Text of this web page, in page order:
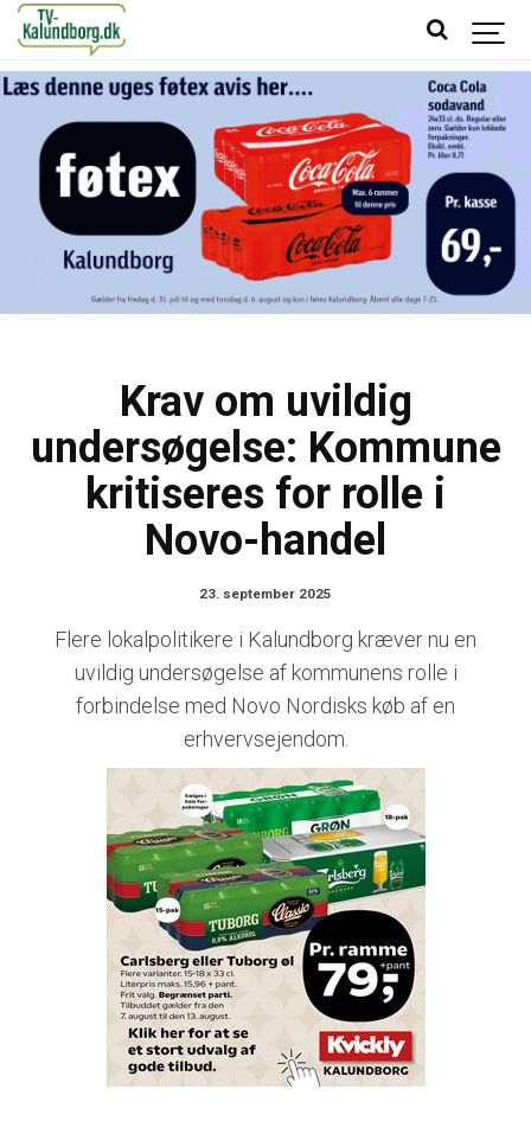
Krav om uvildig
undersøgelse: Kommune
kritiseres for rolle i
Novo-handel
23. september 2025
Flere lokalpolitikere i Kalundborg kræver nu en
uvildig undersøgelse af kommunens rolle i
forbindelse med Novo Nordisks køb af en
erhvervsejendom.